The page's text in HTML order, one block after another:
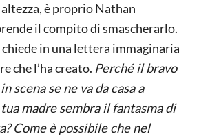
è proprio Nathan
il compito di smascherarlo.
in una lettera immaginaria
che l’ha creato. Perché il bravo
scena se ne va da casa a
tua madre sembra il fantasma di
Come è possibile che nel